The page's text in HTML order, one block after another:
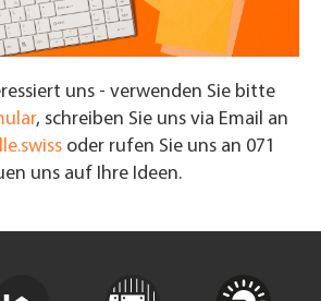
uns - verwenden Sie bitte
, schreiben Sie uns via Email an
oder rufen Sie uns an 071
uns auf Ihre Ideen.